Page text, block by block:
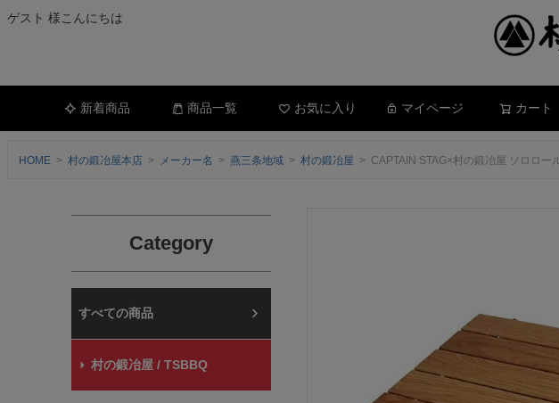
ゲスト 様こんにちは
新着商品 商品一覧 お気に入り マイページ カート
HOME 村の鍛冶屋本店 メーカー名 燕三条地域 村の鍛冶屋 CAPTAIN STAG×村の鍛冶屋 ソロロー
Category
村の鍛冶屋本店
村の鍛冶屋 / TSBBQ